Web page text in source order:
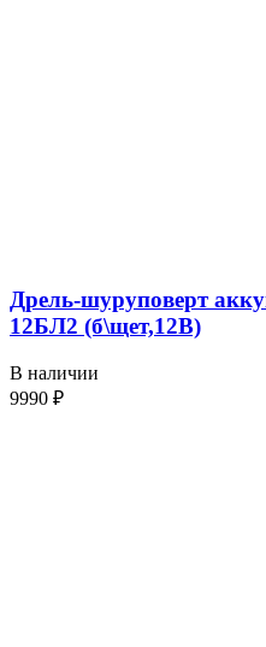
Дрель-шуруповерт
12БЛ2 (б\щет,12В)
В наличии
9990 ₽